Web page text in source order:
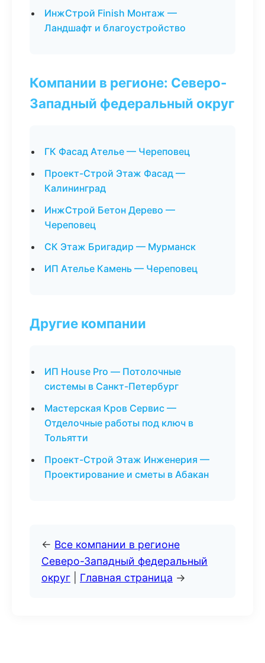
ИнжСтрой Finish Монтаж —
Ландшафт и благоустройство
Компании в регионе: Северо-
Западный федеральный округ
ГК Фасад Ателье — Череповец
Проект-Строй Этаж Фасад —
Калининград
ИнжСтрой Бетон Дерево —
Череповец
СК Этаж Бригадир — Мурманск
ИП Ателье Камень — Череповец
Другие компании
ИП House Pro — Потолочные
системы в Санкт-Петербург
Мастерская Кров Сервис —
Отделочные работы под ключ в
Тольятти
Проект-Строй Этаж Инженерия —
Проектирование и сметы в Абакан
← Все компании в регионе
Северо-Западный федеральный
округ
Главная страница →